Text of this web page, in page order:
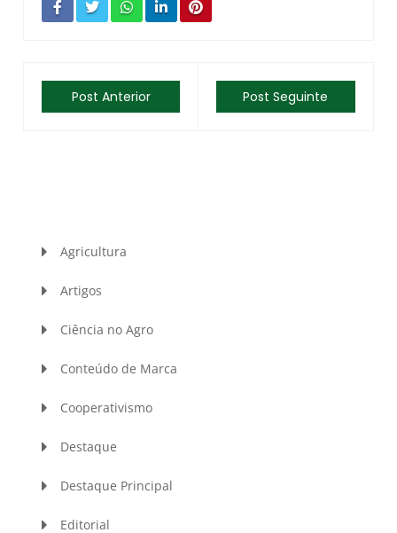
Post Anterior Post Seguinte
Agricultura
Artigos
Ciência no Agro
Conteúdo de Marca
Cooperativismo
Destaque
Destaque Principal
Editorial